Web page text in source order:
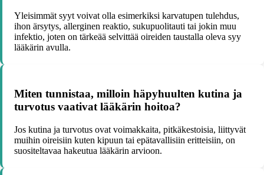
Yleisimmät syyt voivat olla esimerkiksi karvatupen tulehdus,
ihon ärsytys, allerginen reaktio, sukupuolitauti tai jokin muu
infektio, joten on tärkeää selvittää oireiden taustalla oleva syy
lääkärin avulla.
Miten tunnistaa, milloin häpyhuulten kutina ja
turvotus vaativat lääkärin hoitoa?
Jos kutina ja turvotus ovat voimakkaita, pitkäkestoisia, liittyvät
muihin oireisiin kuten kipuun tai epätavallisiin eritteisiin, on
suositeltavaa hakeutua lääkärin arvioon.